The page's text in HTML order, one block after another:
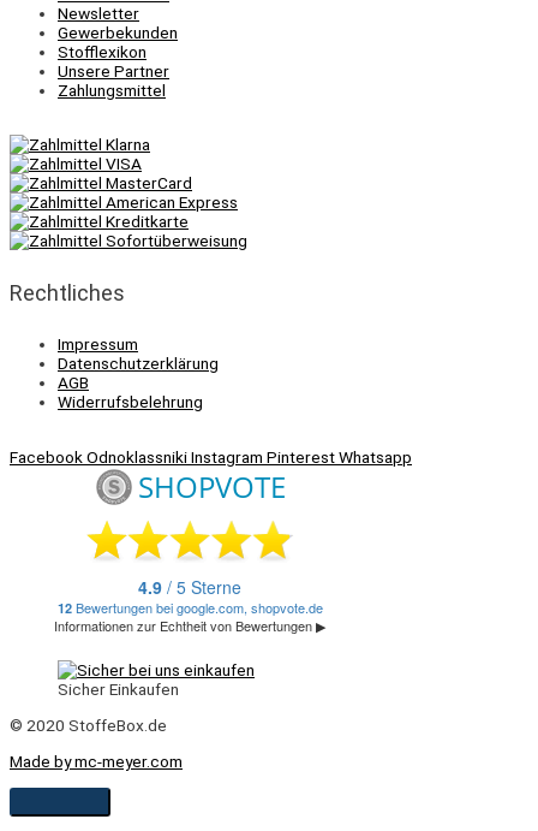
Newsletter
Gewerbekunden
Stofflexikon
Unsere Partner
Zahlungsmittel
Rechtliches
Impressum
Datenschutzerklärung
AGB
Widerrufsbelehrung
FacebookOdnoklassnikiInstagram PinterestWhatsapp
Sicher Einkaufen
© 2020 StoffeBox.de
Made by mc-meyer.com